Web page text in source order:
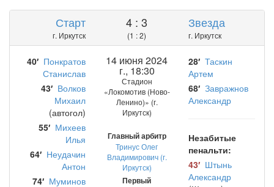
Старт
г. Иркутск
4 : 3
(1 : 2)
Звезда
г. Иркутск
40′ Понкратов
Станислав
43′ Волков
Михаил
(автогол)
55′ Михеев
Илья
64′ Неудачин
Антон
74′ Муминов
14 июня 2024
г., 18:30
Стадион
«Локомотив (Ново-
Ленино)» (г.
Иркутск)
Главный арбитр
Тринус Олег
Владимирович (г.
Иркутск)
Первый
28′ Таскин
Артем
68′ Завражнов
Александр
Незабитые
пенальти:
43′ Штынь
Александр